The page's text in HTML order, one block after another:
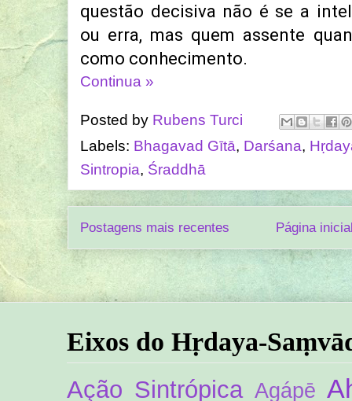
questão decisiva não é se a
ou erra, mas quem assente
como conhecimento.
Continua »
Posted by Rubens Turci
Labels: Bhagavad Gītā, Darśana,
Sintropia, Śraddhā
Postagens mais recentes Página
Eixos do Hṛdaya-
Ação Sintrópica Agápē